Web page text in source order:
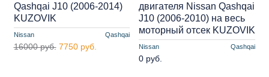
Nissan Qashqai
Qashqai J10 (2006-2014)
KUZOVIK
16000 руб. 7750 руб. Nissan Qashqai
двигателя Nissan Qashqai
J10 (2006-2010) на весь
моторный отсек KUZOVIK
0 руб.